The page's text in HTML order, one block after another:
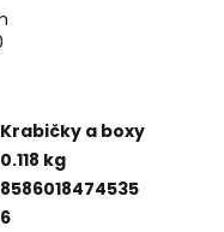
Krabičky a boxy
0.118 kg
8586018474535
6